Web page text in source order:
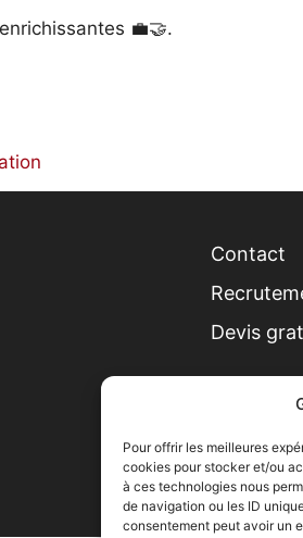
Pour offrir les meilleures
cookies pour stocker et/ou
à ces technologies nous
de navigation ou les ID
consentement peut avoir un
💼🤝.
Contact
Devis
Site